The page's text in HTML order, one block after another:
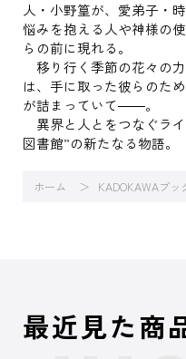
人・小野篁が、愛弟子・
悩みを抱える人や神様の
らの前に現れる。
移り行く季節の花々の
は、手に取った彼らのた
が詰まっていて――。
異界と人とをつなぐラ
図書館”の新たなる物語。
ホーム KADOKAWAブッ
最近見た商